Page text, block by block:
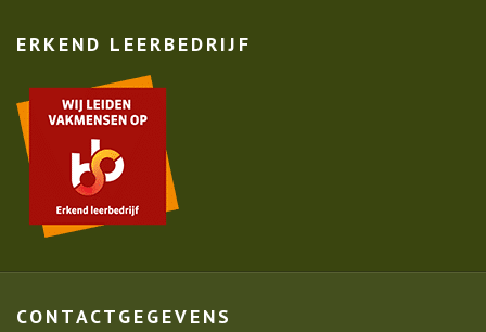
ERKEND LEERBEDRIJF
CONTACTGEGEVENS